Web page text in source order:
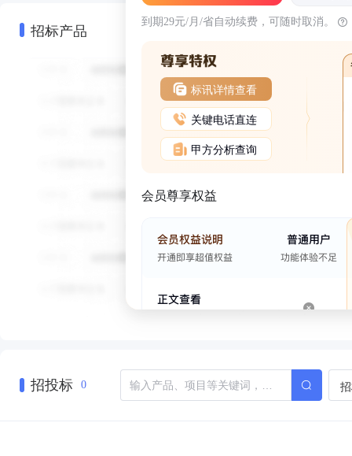
招标产品 到期29元/月/省自动续费，可随时取消。
标讯详情查看
关键电话直连
甲方分析查询
会员尊享权益
招投标 0